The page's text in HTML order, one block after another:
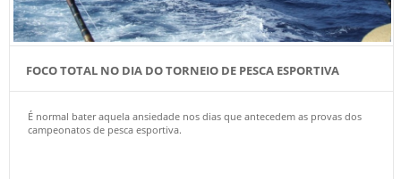
FOCO TOTAL NO DIA DO TORNEIO DE PESCA ESPORTIVA
É normal bater aquela ansiedade nos dias que antecedem as provas dos
campeonatos de pesca esportiva.